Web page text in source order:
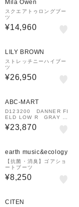
Mila Owen
スクエアトゥロングブー
ツ
¥14,960
LILY BROWN
ストレッチニーハイブー
ツ
¥26,950
ABC-MART
D123200 DANNER FI
ELD LOW R GRAY N
UBUCK 675283-0003
¥23,870
earth music&ecology
【抗菌・消臭】ゴアショ
ートブーツ
¥8,250
CITEN